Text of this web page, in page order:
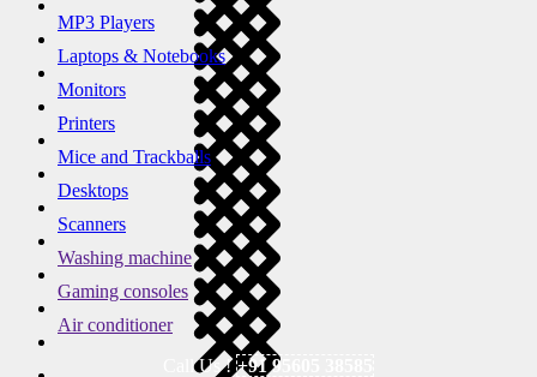
MP3 Players
Laptops & Notebooks
Monitors
Printers
Mice and Trackballs
Desktops
Scanners
Washing machine
Gaming consoles
Air conditioner
Call Us !+91 95605 38585